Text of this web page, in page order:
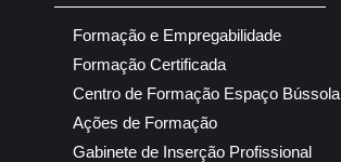
Formação e Empregabilidade
Formação Certificada
Centro de Formação Espaço Bússola
Ações de Formação
Gabinete de Inserção Profissional